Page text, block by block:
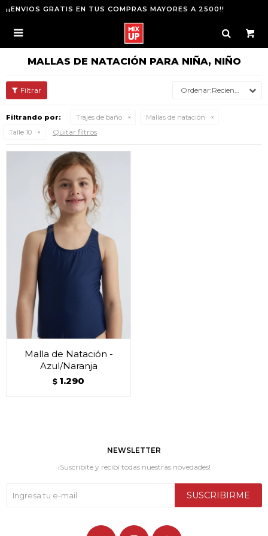
¡¡ENVIOS GRATIS EN TUS COMPRAS MAYORES A 2500!!

MALLAS DE NATACIÓN PARA NIÑA, NIÑO
Recientes
Filtrando por: Trajes de baño
Mallas de natación
Talle 10
Quitar filtros
Malla de Natación -
Azul/Naranja
$ 1.290
NEWSLETTER
¡Suscribite y recibí todas nuestras novedades!
SUSCRIBIRME